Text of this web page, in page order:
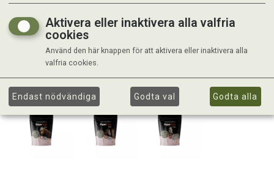
Aktivera eller inaktivera alla valfria
cookies
Använd den här knappen för att aktivera eller inaktivera alla
valfria cookies.
Endast nödvändiga Godta val Godta alla